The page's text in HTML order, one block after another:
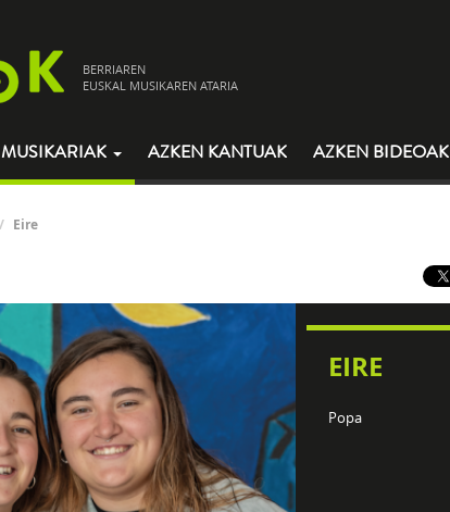
BERRIAREN
EUSKAL MUSIKAREN ATARIA
MUSIKARIAK AZKEN KANTUAK AZKEN BIDEOAK
Eire
EIRE
Popa